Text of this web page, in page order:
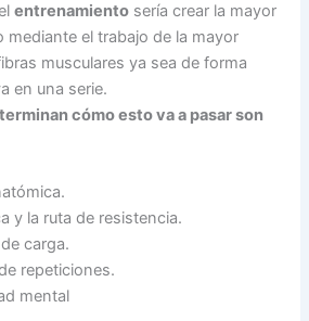
entrenamiento sería crear la mayor
mediante el trabajo de la mayor
musculares ya sea de forma
en una serie.
cómo esto va a pasar son
y la ruta de resistencia.
carga.
repeticiones.
mental